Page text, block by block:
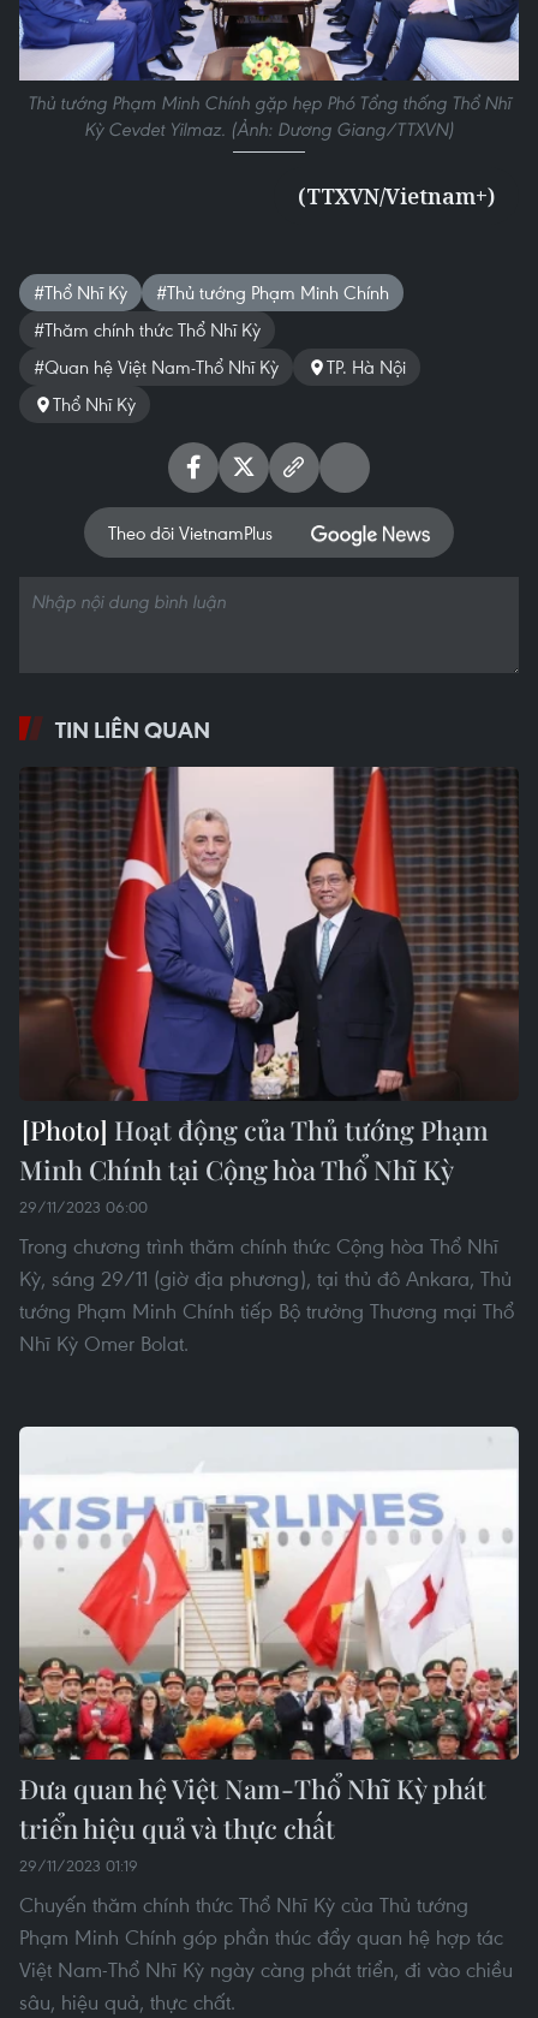
Thủ tướng Phạm Minh Chính gặp hẹp Phó Tổng thống Thổ Nhĩ
Kỳ Cevdet Yilmaz. (Ảnh: Dương Giang/TTXVN)
(TTXVN/Vietnam+)
#Thổ Nhĩ Kỳ
#Thủ tướng Phạm Minh Chính
#Thăm chính thức Thổ Nhĩ Kỳ
#Quan hệ Việt Nam-Thổ Nhĩ Kỳ
TP. Hà Nội
Thổ Nhĩ Kỳ
Theo dõi VietnamPlus
TIN LIÊN QUAN
Hoạt động của Thủ tướng Phạm
Minh Chính tại Cộng hòa Thổ Nhĩ Kỳ
29/11/2023 06:00
Trong chương trình thăm chính thức Cộng hòa Thổ Nhĩ
Kỳ, sáng 29/11 (giờ địa phương), tại thủ đô Ankara, Thủ
tướng Phạm Minh Chính tiếp Bộ trưởng Thương mại Thổ
Nhĩ Kỳ Omer Bolat.
Đưa quan hệ Việt Nam-Thổ Nhĩ Kỳ phát
triển hiệu quả và thực chất
29/11/2023 01:19
Chuyến thăm chính thức Thổ Nhĩ Kỳ của Thủ tướng
Phạm Minh Chính góp phần thúc đẩy quan hệ hợp tác
Việt Nam-Thổ Nhĩ Kỳ ngày càng phát triển, đi vào chiều
sâu, hiệu quả, thực chất.